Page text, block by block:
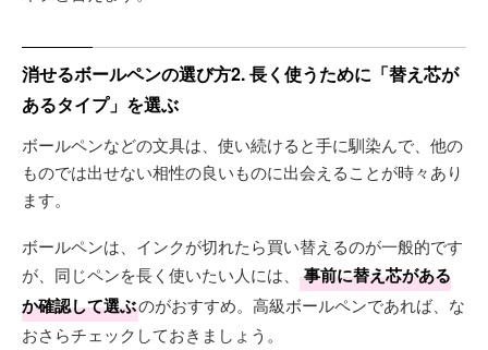
消せるボールペンの選び方2. 長く使うために「替え芯が
あるタイプ」を選ぶ
ボールペンなどの文具は、使い続けると手に馴染んで、他の
ものでは出せない相性の良いものに出会えることが時々あり
ます。
ボールペンは、インクが切れたら買い替えるのが一般的です
が、同じペンを長く使いたい人には、
事前に替え芯がある
か確認して選ぶのがおすすめ。高級ボールペンであれば、な
おさらチェックしておきましょう。